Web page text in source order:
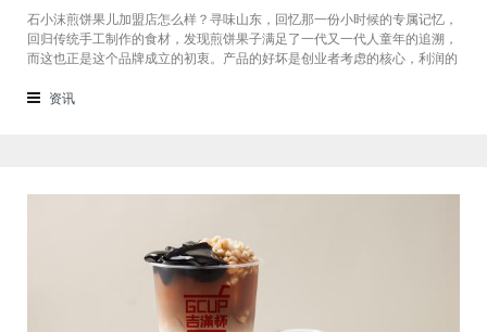
石小沫煎饼果儿加盟店怎么样？寻味山东，回忆那一份小时候的专属记忆，
回归传统手工制作的食材，发现煎饼果子满足了一代又一代人童年的追溯，
而这也正是这个品牌成立的初衷。产品的好坏是创业者考虑的核心，利润的
儿加盟怎么样？适不适合加盟？能赚钱吗？下面小编将为大家解答这些问
资讯